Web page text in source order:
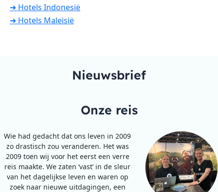
➜ Hotels Indonesië
➜ Hotels Maleisië
Nieuwsbrief
Onze reis
Wie had gedacht dat ons leven in 2009
zo drastisch zou veranderen. Het was
2009 toen wij voor het eerst een verre
reis maakte. We zaten ‘vast’ in de sleur
van het dagelijkse leven en waren op
zoek naar nieuwe uitdagingen, een